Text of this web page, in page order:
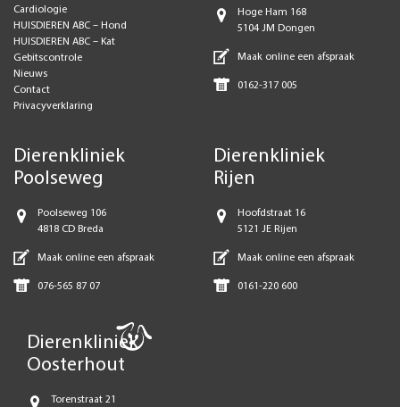
Cardiologie
HUISDIEREN ABC – Hond
HUISDIEREN ABC – Kat
Gebitscontrole
Nieuws
Contact
Privacyverklaring
Hoge Ham 168
5104 JM Dongen
Maak online een afspraak
0162-317 005
Dierenkliniek
Poolseweg
Poolseweg 106
4818 CD Breda
Maak online een afspraak
076-565 87 07
Dierenkliniek
Rijen
Hoofdstraat 16
5121 JE Rijen
Maak online een afspraak
0161-220 600
Dierenkliniek
Oosterhout
Torenstraat 21